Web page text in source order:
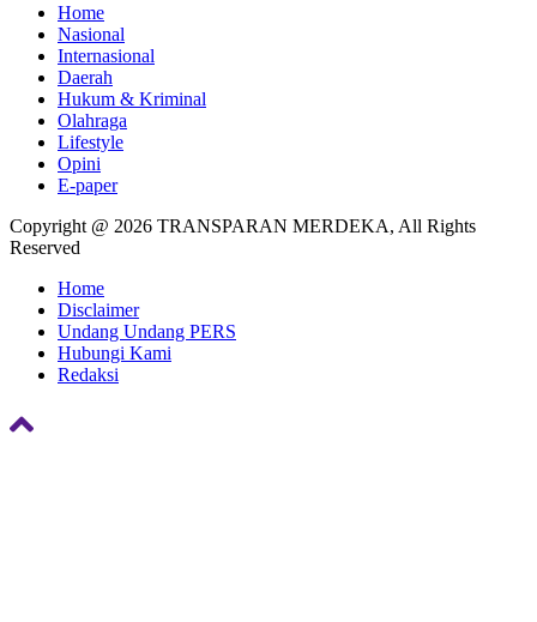
Home
Nasional
Internasional
Daerah
Hukum & Kriminal
Olahraga
Lifestyle
Opini
E-paper
Copyright @ 2026 TRANSPARAN MERDEKA, All Rights
Reserved
Home
Disclaimer
Undang Undang PERS
Hubungi Kami
Redaksi